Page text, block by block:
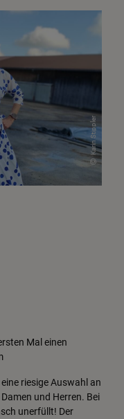
Karin Stippler
Mal einen
riesige Auswahl an
und Herren. Bei
unerfüllt! Der